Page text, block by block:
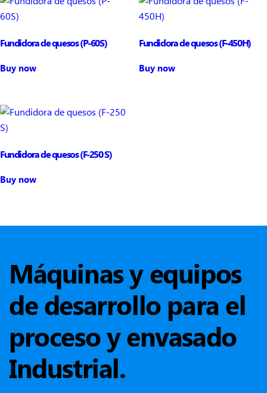
Fundidora de quesos (P-60S)
Buy now
Fundidora de quesos (F-450H)
Buy now
Fundidora de quesos (F-250 S)
Buy now
Máquinas y equipos
de desarrollo para el
proceso y envasado
Industrial.